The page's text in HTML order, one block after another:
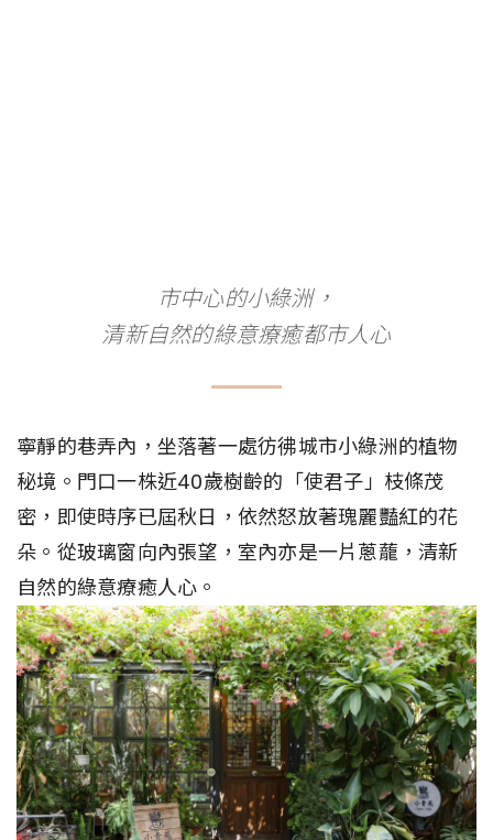
市中心的小綠洲，
清新自然的綠意療癒都市人心
寧靜的巷弄內，坐落著一處彷彿城市小綠洲的植物
秘境。門口一株近40歲樹齡的「使君子」枝條茂
密，即使時序已屆秋日，依然怒放著瑰麗豔紅的花
朵。從玻璃窗向內張望，室內亦是一片蔥蘢，清新
自然的綠意療癒人心。